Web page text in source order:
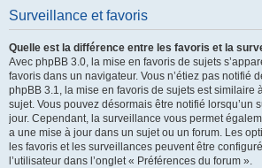
Surveillance et favoris
Quelle est la différence entre les favoris et la
Avec phpBB 3.0, la mise en favoris de sujets
favoris dans un navigateur. Vous n’étiez pas notifié
phpBB 3.1, la mise en favoris de sujets est similaire
sujet. Vous pouvez désormais être notifié lorsqu’un
jour. Cependant, la surveillance vous permet
a une mise à jour dans un sujet ou un forum. Les
les favoris et les surveillances peuvent être
l’utilisateur dans l’onglet « Préférences du forum ».